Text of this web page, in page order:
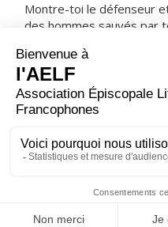
Montre-toi le défenseur
des hommes sauvés par
dans ta joie et dans ta
ORAISON
Dieu de puissance et de
accorde-nous de
arrête, vers les biens que